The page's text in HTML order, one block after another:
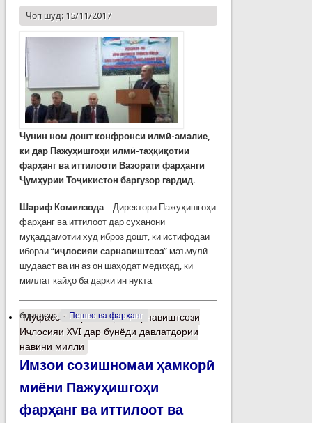
Чоп шуд: 15/11/2017
Чунин ном дошт конфронси илмӣ-амалие,
ки дар Пажуҳишгоҳи илмӣ-таҳқиқотии
фарҳанг ва иттилооти Вазорати фарҳанги
Ҷумҳурии Тоҷикистон баргузор гардид.
Шариф Комилзода– Директори Пажуҳишгоҳи
фарҳанг ва иттилоот дар суханони
муқаддамотии худ иброз дошт, ки истифодаи
ибораи “иҷлосияи сарнавиштсоз” маъмулӣ
шудааст ва ин аз он шаҳодат медиҳад, ки
миллат кайҳо ба дарки ин нукта
барчасп: Пешво ва фарҳанг
Муфассалтаро Нақши сарнавиштсози
Иҷлосияи XVI дар бунёди давлатдории
навини миллӣ
Имзои созишномаи ҳамкорӣ
миёни Пажуҳишгоҳи
фарҳанг ва иттилоот ва